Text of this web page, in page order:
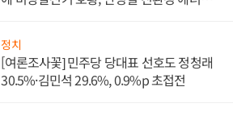
정치
[여론조사꽃] 민주당 당대표 선호도 정청래
30.5%·김민석 29.6%, 0.9%p 초접전